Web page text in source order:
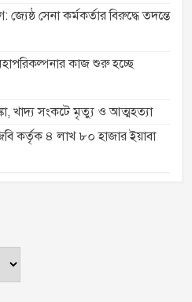
জ্যেষ্ঠ সেনা কর্মকর্তার বিরুদ্ধে তদন্তে
কাজ শুরু হচ্ছে
খাদ্য সংকটে মৃত্যু ও আত্মহত্যা
কর্তৃক ৪ লাখ ৮০ হাজার ইয়াবা